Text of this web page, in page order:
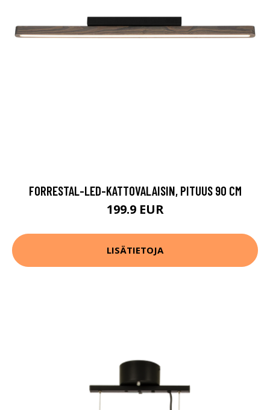
FORRESTAL-LED-KATTOVALAISIN, PITUUS 90 CM
199.9 EUR
LISÄTIETOJA